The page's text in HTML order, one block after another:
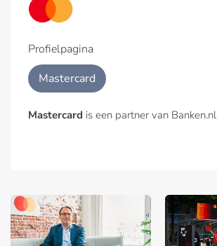
Profielpagina
Mastercard
Mastercard is een partner van Banken.nl